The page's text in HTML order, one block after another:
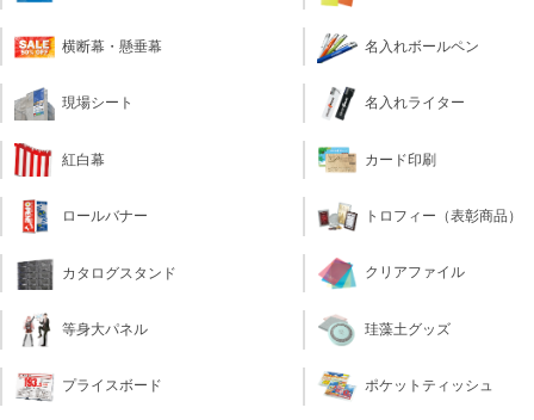
横断幕・懸垂幕
現場シート
紅白幕
ロールバナー
カタログスタンド
等身大パネル
プライスボード
名入れボールペン
名入れライター
カード印刷
トロフィー（表彰商品）
クリアファイル
珪藻土グッズ
ポケットティッシュ